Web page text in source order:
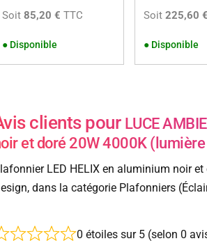
Soit 85,20 € TTC
● Disponible
Soit225,60 €
● Disponible
clients pour LUCE
et doré 20W 4000K
LED HELIX en aluminium noir
dans la catégorie Plafonniers
0 étoiles sur 5 (selon 0